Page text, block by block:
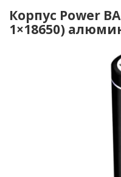
Корпус Power
1×18650)